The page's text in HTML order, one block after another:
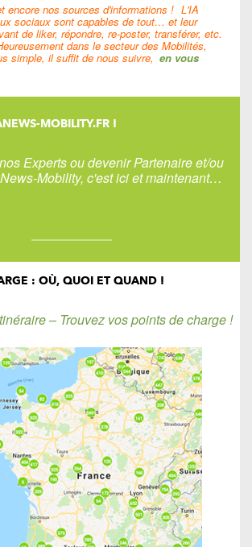
encore nos sources d'informations ! L'IA
sociaux sont capables de tout… et leur
de liker, répondre, re-poster, transférer, etc.
dans le secteur des Mobilités,
simple, il suffit de nous suivre, en vous
MOBILITY.FR !
Experts ou devenir Partenaire et/ou
Mobility, c'est ici et maintenant…
: OÙ, QUOI ET QUAND !
– Trouvez vos points de charge !